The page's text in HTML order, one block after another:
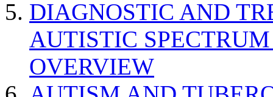
DIAGNOSTIC AND
AUTISTIC
OVERVIEW